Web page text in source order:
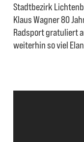
Stadtbezirk
Klaus Wagner 80
Radsport gratuliert
weiterhin so viel